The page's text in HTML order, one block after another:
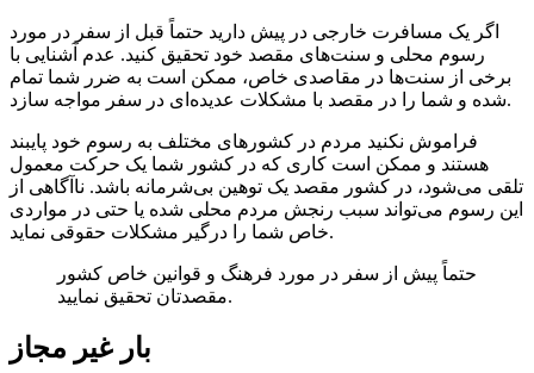
اگر یک مسافرت خارجی در پیش دارید حتماً قبل از سفر در مورد
رسوم محلی و سنت‌های مقصد خود تحقیق کنید. عدم آشنایی با
برخی از سنت‌ها در مقاصدی خاص، ممکن است به ضرر شما تمام
شده و شما را در مقصد با مشکلات عدیده‌ای در سفر مواجه سازد.
فراموش نکنید مردم در کشورهای مختلف به رسوم خود پایبند
هستند و ممکن است کاری که در کشور شما یک حرکت معمول
تلقی می‌شود، در کشور مقصد یک توهین بی‌شرمانه باشد. ناآگاهی از
این رسوم می‌تواند سبب رنجش مردم محلی شده یا حتی در مواردی
خاص شما را درگیر مشکلات حقوقی نماید.
حتماً پیش از سفر در مورد فرهنگ و قوانین خاص کشور
مقصدتان تحقیق نمایید.
بار غیر مجاز